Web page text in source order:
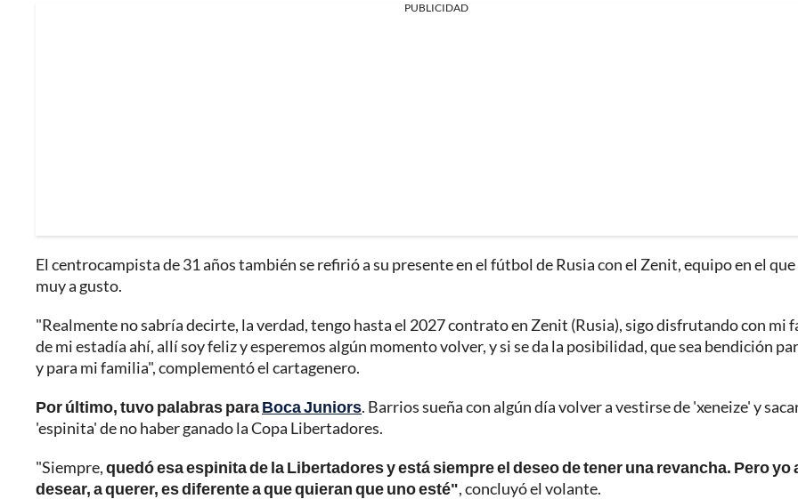
PUBLICIDAD
El centrocampista de 31 años también se refirió a su presente en el fútbol de Rusia con el Zenit, equipo en el que
muy a gusto.
"Realmente no sabría decirte, la verdad, tengo hasta el 2027 contrato en Zenit (Rusia), sigo disfrutando con mi
de mi estadía ahí, allí soy feliz y esperemos algún momento volver, y si se da la posibilidad, que sea bendición
y para mi familia", complementó el cartagenero.
Por último, tuvo palabras paraBoca Juniors. Barrios sueña con algún día volver a vestirse de 'xeneize' y
'espinita' de no haber ganado la Copa Libertadores.
"Siempre,quedó esa espinita de la Libertadores y está siempre el deseo de tener una revancha. Pero yo
desear, a querer, es diferente a que quieran que uno esté", concluyó el volante.